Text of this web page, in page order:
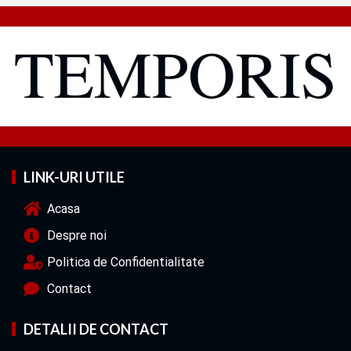
LINK-URI UTILE
Acasa
Despre noi
Politica de Confidentialitate
Contact
DETALII DE CONTACT